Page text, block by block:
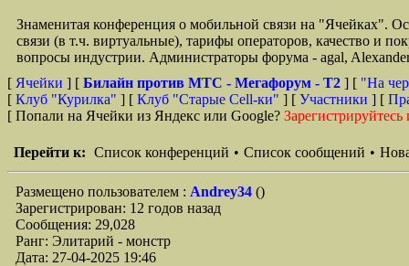
Знаменитая конференция о мобильной связи на "Ячейках".
связи (в т.ч. виртуальные), тарифы операторов, качество и
вопросы индустрии. Администраторы форума - agal,
[ Ячейки ] [ Билайн против МТС - Мегафорум - T2 ] [ "На
[ Клуб "Курилка" ] [ Клуб "Старые Сell-ки" ] [ Участники ] [
[ Попали на Ячейки из Яндекс или Google? Зарегистрируйтесь
Перейти к: Список конференций • Список сообщений •
Размещено пользователем : Andrey34 ()
Зарегистрирован: 12 годов назад
Сообщения: 29,028
Ранг: Элитарий - монстр
Дата: 27-04-2025 19:46